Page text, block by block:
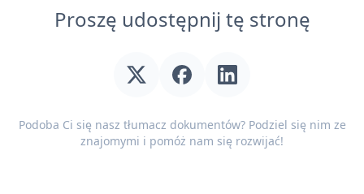
Proszę udostępnij tę stronę
Podoba Ci się nasz tłumacz dokumentów? Podziel się nim ze
znajomymi i pomóż nam się rozwijać!